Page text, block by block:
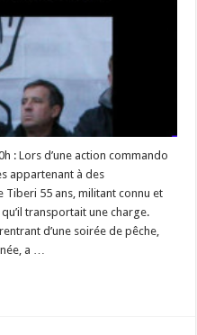
ANGHJULU
MARIA
TIBERI
NAZIONE
: Lors d’une action commando
appartenant à des
55 ans, militant connu et
transportait une charge.
d’une soirée de pêche,
a …